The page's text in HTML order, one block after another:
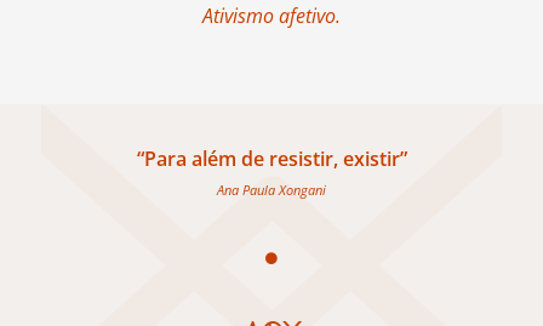
Ativismo afetivo.
“Para além de resistir, existir”
Ana Paula Xongani